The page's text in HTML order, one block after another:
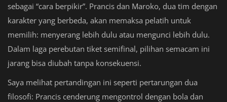
sebagai “cara berpikir”. Prancis dan Maroko, dua tim dengan
karakter yang berbeda, akan memaksa pelatih untuk
memilih: menyerang lebih dulu atau mengunci lebih dulu.
Dalam laga perebutan tiket semifinal, pilihan semacam ini
jarang bisa diubah tanpa konsekuensi.
Saya melihat pertandingan ini seperti pertarungan dua
filosofi: Prancis cenderung mengontrol dengan bola dan